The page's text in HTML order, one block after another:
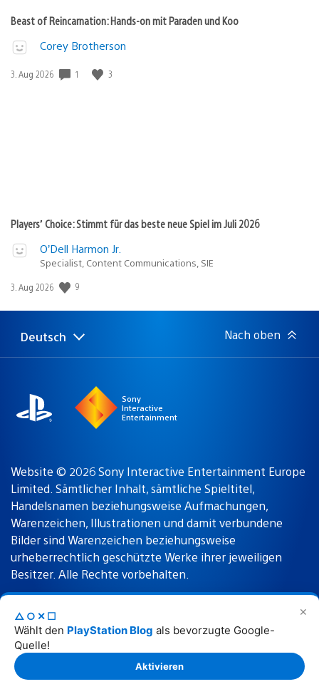
✕
△○✕☐
Wählt den PlayStation Blog als bevorzugte Google-
Quelle!
Aktivieren
Beast of Reincarnation: Hands-on mit Paraden und Koo
Corey Brotherson
Veröffentlichungsdatum:
3. Aug 2026 1 3
Players’ Choice: Stimmt für das beste neue Spiel im Juli 2026
O’Dell Harmon Jr.
Specialist, Content Communications, SIE
Veröffentlichungsdatum:
3. Aug 2026 9
Select
Aktuelle
Deutsch Nach oben
Sony
Interactive
Entertainment
Website © 2026 Sony Interactive Entertainment Europe
Limited. Sämtlicher Inhalt, sämtliche Spieltitel,
Handelsnamen beziehungsweise Aufmachungen,
Warenzeichen, Illustrationen und damit verbundene
Bilder sind Warenzeichen beziehungsweise
urheberrechtlich geschützte Werke ihrer jeweiligen
Besitzer. Alle Rechte vorbehalten.
Nutzungsbedingungen Datenschutzrichtlinie
Rechtliche Hinweise